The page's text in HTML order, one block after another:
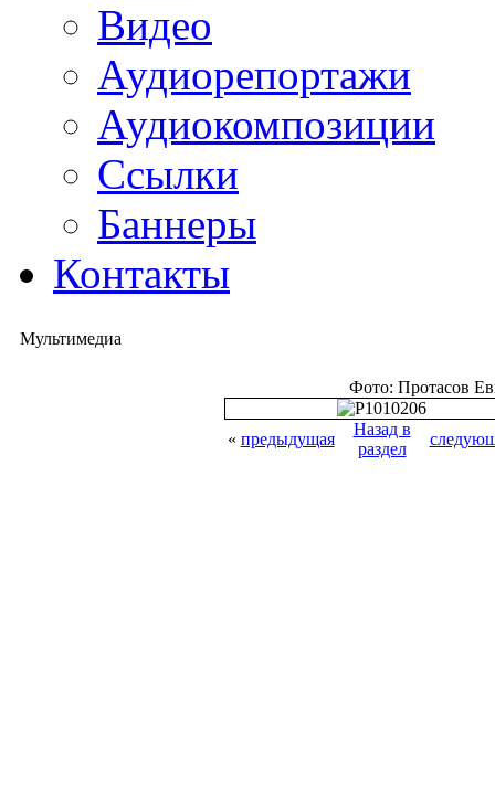
Видео
Аудиорепортажи
Аудиокомпозиции
Ссылки
Баннеры
Контакты
Мультимедиа
Фото: Протасов
« предыдущая
Назад в
раздел